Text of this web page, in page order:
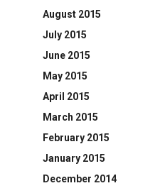
August 2015
July 2015
June 2015
May 2015
April 2015
March 2015
February 2015
January 2015
December 2014